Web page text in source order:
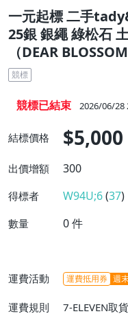
一元起標 二手
25銀 銀繩 綠松石
（DEAR
競標
競標已結束 2026/06/28
結標價格 $5,000
出價增額
300
得標者 W94U;6(37)
數量 0件
運費活動 運費抵用券 週
運費規則
7-ELEVEN取